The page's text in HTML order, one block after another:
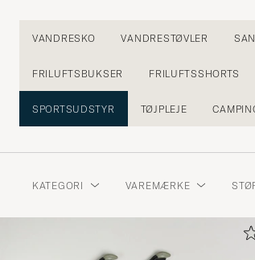
VANDRESKO VANDRESTØVLER
FRILUFTSBUKSER FRILUFTSSHORTS
SPORTSUDSTYR TØJPLEJE
KATEGORI VAREMÆRKE